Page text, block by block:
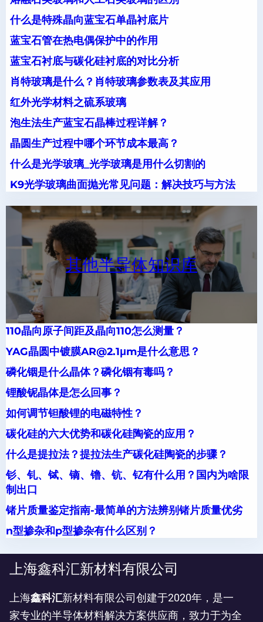
什么是特殊晶向蓝宝石单晶衬底片
蓝宝石管在热电偶保护中的作用
蓝宝石衬底与碳化硅衬底的对比分析
肖特玻璃是什么？肖特玻璃参数表及其应用
红外光学材料之硫系玻璃
泡生法生产蓝宝石晶棒过程详解？
晶圆生产过程中哪个环节成本最高？
什么是光学玻璃_光学玻璃是用什么切割的
K9光学玻璃曲面抛光常见问题：解决技巧与方法
其他半导体知识库
110晶向原子间距及晶向110怎么测量？
YAG晶圆中镀膜AR@2.1μm是什么意思？
磷化铟是什么晶体？磷化铟有毒吗？
锂酸铌晶体是怎么回事？
如何调节钽酸锂的电磁特性？
碳化硅的六大优势和碳化硅陶瓷的应用？
什么是提拉法？提拉法生产碳化硅陶瓷的步骤？
钐、钆、铽、镝、镥、钪、钇有什么用？国内为啥限
制出口
锗片质量鉴定指南-最简单的方法辨别锗片质量优劣
n型掺杂和p型掺杂有什么区别？
上海鑫科汇新材料有限公司
上海鑫科汇新材料有限公司创建于2020年，是一
家专业的半导体材料解决方案供应商，致力于为全